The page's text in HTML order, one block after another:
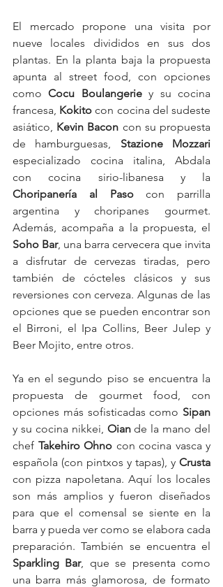
El mercado propone una visita por
nueve locales divididos en sus dos
plantas. En la planta baja la propuesta
apunta al street food, con opciones
como Cocu Boulangerie y su cocina
francesa, Kokito con cocina del sudeste
asiático, Kevin Bacon con su propuesta
de hamburguesas, Stazione Mozzari
especializado cocina italina, Abdala
Choripanería al Paso con parrilla
argentina y choripanes gourmet.
Soho Bar, una barra cervecera que invita
a disfrutar de cervezas tiradas, pero
también de cócteles clásicos y sus
reversiones con cerveza. Algunas de las
opciones que se pueden encontrar son
el Birroni, el Ipa Collins, Beer Julep y
Beer Mojito, entre otros.
Ya en el segundo piso se encuentra la
propuesta de gourmet food, con
opciones más sofisticadas como Sipan
y su cocina nikkei, Oian de la mano del
chef Takehiro Ohno con cocina vasca y
española (con pintxos y tapas), y Crusta
con pizza napoletana. Aquí los locales
son más amplios y fueron diseñados
para que el comensal se siente en la
barra y pueda ver como se elabora cada
Sparkling Bar, que se presenta como
una barra más glamorosa, de formato